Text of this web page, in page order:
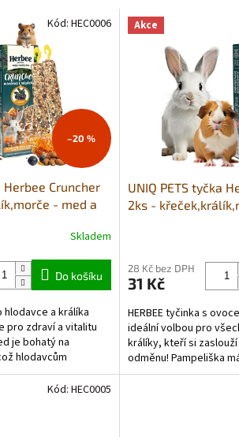
–20 %
Herbee Cruncher
- med a
Skladem
Do košíku
hlodavce a králíka
pro zdraví a vitalitu
je bohatý na
hlodavcům
Kód: HEC0006 Akce
UNIQ PETS tyčka
2ks -
28 Kč bez DPH
31 Kč
HERBEE tyčinka s
ideální volbou pro
králíky, kteří si
odměnu! Pampeliška
detoxikační...
Kód: HEC0005